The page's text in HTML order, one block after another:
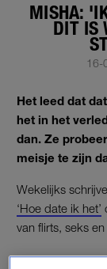
MISHA:
DIT IS
16-
Het leed dat
het in het
dan. Ze
meisje te zijn
Wekelijks
‘Hoe date ik het’
van flirts, seks en